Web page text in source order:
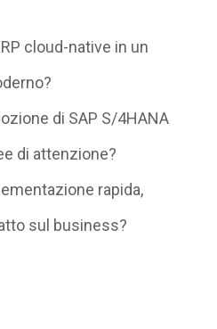
cloud-native in un
di SAP S/4HANA
di attenzione?
rapida,
sul business?